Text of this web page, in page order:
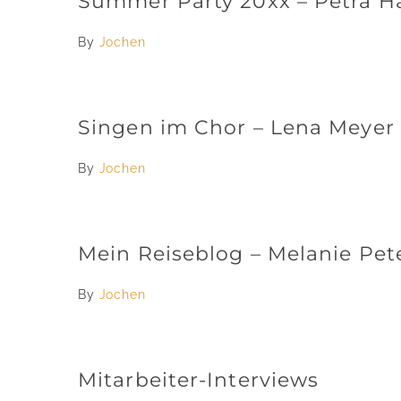
By Jochen
Singen im Chor – Lena Meyer
By Jochen
Mein Reiseblog – Melanie
By Jochen
Mitarbeiter-Interviews